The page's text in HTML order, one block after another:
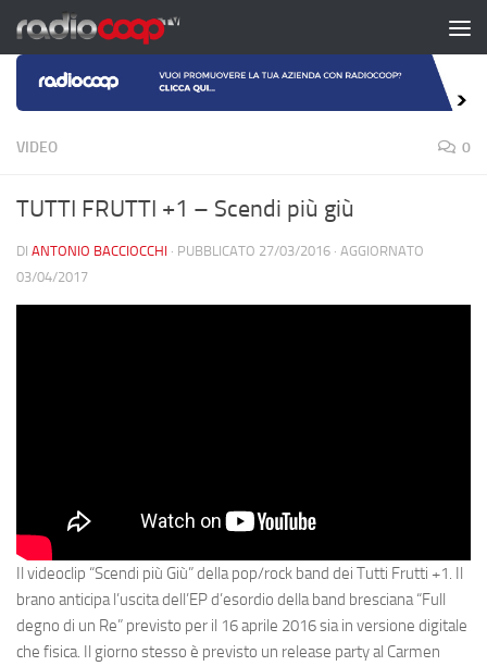
Salta al contenuto
VIDEO 0
TUTTI FRUTTI +1 – Scendi più giù
DI ANTONIO BACCIOCCHI · PUBBLICATO 27/03/2016 · AGGIORNATO
03/04/2017
Il videoclip “Scendi più Giù” della pop/rock band dei Tutti Frutti +1. Il
brano anticipa l’uscita dell’EP d’esordio della band bresciana “Full
degno di un Re” previsto per il 16 aprile 2016sia in versione digitale
che fisica. Il giorno stesso è previsto un release party al Carmen